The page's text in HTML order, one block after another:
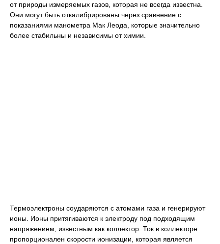
от природы измеряемых газов, которая не всегда известна.
Они могут быть откалибрированы через сравнение с
показаниями манометра Мак Леода, которые значительно
более стабильны и независимы от химии.
Термоэлектроны соударяются с атомами газа и генерируют
ионы. Ионы притягиваются к электроду под подходящим
напряжением, известным как коллектор. Ток в коллекторе
пропорционален скорости ионизации, которая является